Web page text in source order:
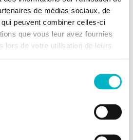
de médias sociaux, de
peuvent combiner celles-ci
que vous leur avez fournies
lors de votre utilisation de leurs
2